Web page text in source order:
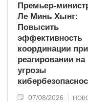
Премьер-
Ле Минь Хынг:
Повысить
эффективность
координации при
реагировании на
угрозы
07/08/2026